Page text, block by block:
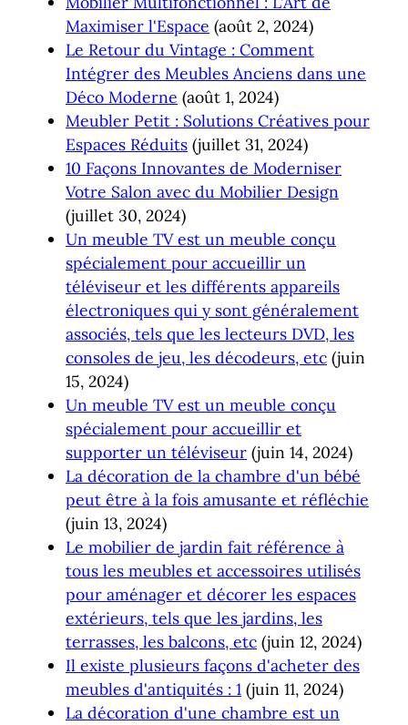
Maximiser l'Espace (août 2, 2024)
Le Retour du Vintage : Comment
Intégrer des Meubles Anciens dans une
Déco Moderne (août 1, 2024)
Meubler Petit : Solutions Créatives pour
Espaces Réduits (juillet 31, 2024)
10 Façons Innovantes de Moderniser
Votre Salon avec du Mobilier Design
(juillet 30, 2024)
Un meuble TV est un meuble conçu
spécialement pour accueillir un
téléviseur et les différents appareils
électroniques qui y sont généralement
associés, tels que les lecteurs DVD, les
consoles de jeu, les décodeurs, etc (juin
15, 2024)
Un meuble TV est un meuble conçu
spécialement pour accueillir et
supporter un téléviseur (juin 14, 2024)
La décoration de la chambre d'un bébé
peut être à la fois amusante et réfléchie
(juin 13, 2024)
Le mobilier de jardin fait référence à
tous les meubles et accessoires utilisés
pour aménager et décorer les espaces
extérieurs, tels que les jardins, les
terrasses, les balcons, etc (juin 12, 2024)
Il existe plusieurs façons d'acheter des
meubles d'antiquités : 1 (juin 11, 2024)
La décoration d'une chambre est un